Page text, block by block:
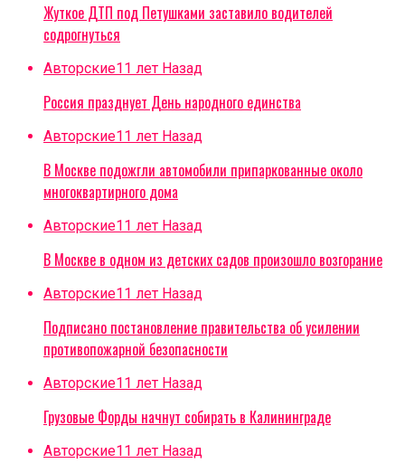
Жуткое ДТП под Петушками заставило водителей
содрогнуться
Авторские11 лет Назад
Россия празднует День народного единства
Авторские11 лет Назад
В Москве подожгли автомобили припаркованные около
многоквартирного дома
Авторские11 лет Назад
В Москве в одном из детских садов произошло возгорание
Авторские11 лет Назад
Подписано постановление правительства об усилении
противопожарной безопасности
Авторские11 лет Назад
Грузовые Форды начнут собирать в Калининграде
Авторские11 лет Назад